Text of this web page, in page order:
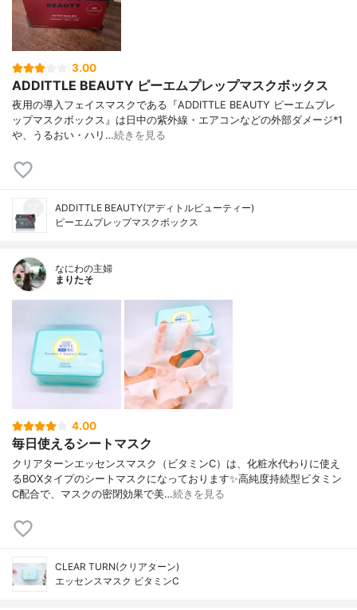
3.00
ADDITTLE BEAUTY ピーエムプレップマスクボックス
夜用の導入フェイスマスクである『ADDITTLE BEAUTY ピーエムプレ
ップマスクボックス』は日中の紫外線・エアコンなどの外部ダメージ*1
や、うるおい・ハリ…続きを見る
ADDITTLE BEAUTY(アディトルビューティー)
ピーエムプレップマスクボックス
なにわの主婦
まりたそ
4.00
毎日使えるシートマスク
クリアターンエッセンスマスク（ビタミンC）は、化粧水代わりに使え
るBOXタイプのシートマスクになっております✨高純度持続型ビタミン
C配合で、マスクの密閉効果で美…続きを見る
CLEAR TURN(クリアターン)
エッセンスマスク ビタミンC